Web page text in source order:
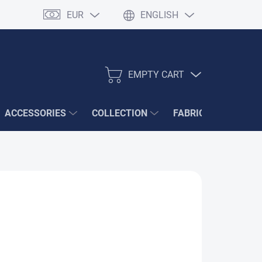
EUR ENGLISH
SHOPPING
EMPTY CART
ACCESSORIES COLLECTION FABRIC SAMPLES